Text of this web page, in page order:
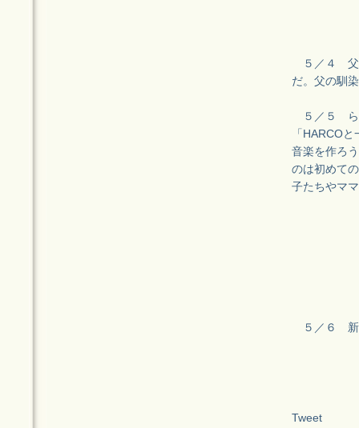
５／４ 父
だ。父の馴
５／５ ら
「HARCO
音楽を作ろ
のは初めて
子たちやマ
５／６ 新
Tweet